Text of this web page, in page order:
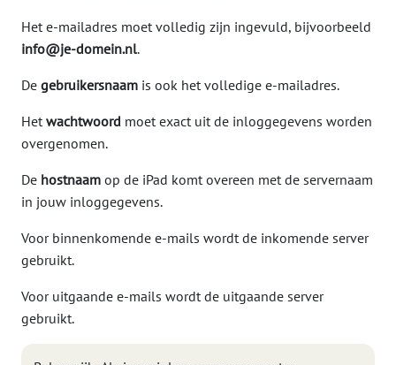
Het e-mailadres moet volledig zijn ingevuld, bijvoorbeeld
info@je-domein.nl.
De gebruikersnaam is ook het volledige e-mailadres.
Het wachtwoord moet exact uit de inloggegevens worden
overgenomen.
De hostnaam op de iPad komt overeen met de servernaam
in jouw inloggegevens.
Voor binnenkomende e-mails wordt de inkomende server
gebruikt.
Voor uitgaande e-mails wordt de uitgaande server
gebruikt.